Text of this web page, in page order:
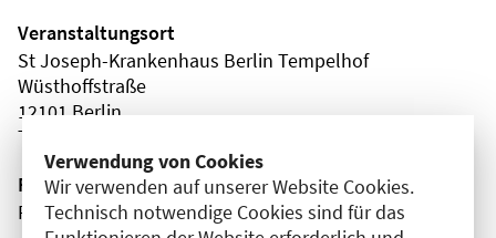
Verwendung von Cookies
Wir verwenden auf unserer Website Cookies.
Technisch notwendige Cookies sind für das
Veranstaltungsort
St Joseph-Krankenhaus Berlin Tempelhof
Wüsthoffstraße
12101 Berlin
Tempelhof-Schöneberg
Fortbildungsformat
Präsenz